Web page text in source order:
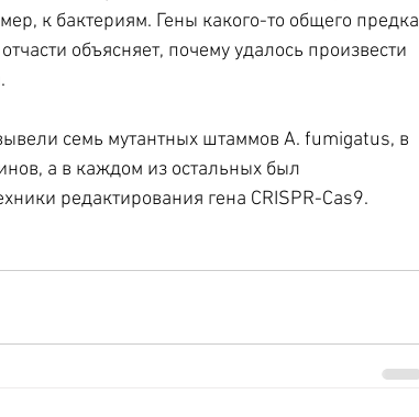
к бактериям. Гены какого-то общего предка
объясняет, почему удалось произвести
семь мутантных штаммов A. fumigatus, в
а в каждом из остальных был
редактирования гена CRISPR-Cas9.